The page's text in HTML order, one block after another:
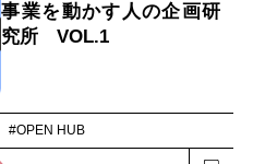
事業を動かす人の企画研
究所 VOL.1
#OPEN HUB